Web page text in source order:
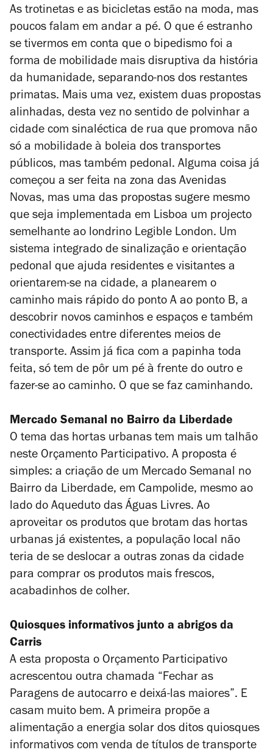
As trotinetas e as bicicletas estão na moda, mas
poucos falam em andar a pé. O que é estranho
se tivermos em conta que o bipedismo foi a
forma de mobilidade mais disruptiva da história
da humanidade, separando-nos dos restantes
primatas. Mais uma vez, existem duas propostas
alinhadas, desta vez no sentido de polvinhar a
cidade com sinaléctica de rua que promova não
só a mobilidade à boleia dos transportes
públicos, mas também pedonal. Alguma coisa já
começou a ser feita na zona das Avenidas
Novas, mas uma das propostas sugere mesmo
que seja implementada em Lisboa um projecto
semelhante ao londrino Legible London. Um
sistema integrado de sinalização e orientação
pedonal que ajuda residentes e visitantes a
orientarem-se na cidade, a planearem o
caminho mais rápido do ponto A ao ponto B, a
descobrir novos caminhos e espaços e também
conectividades entre diferentes meios de
transporte. Assim já fica com a papinha toda
feita, só tem de pôr um pé à frente do outro e
fazer-se ao caminho. O que se faz caminhando.
Mercado Semanal no Bairro da Liberdade
O tema das hortas urbanas tem mais um talhão
neste Orçamento Participativo. A proposta é
simples: a criação de um Mercado Semanal no
Bairro da Liberdade, em Campolide, mesmo ao
lado do Aqueduto das Águas Livres. Ao
aproveitar os produtos que brotam das hortas
urbanas já existentes, a população local não
teria de se deslocar a outras zonas da cidade
para comprar os produtos mais frescos,
acabadinhos de colher.
Quiosques informativos junto a abrigos da
Carris
A esta proposta o Orçamento Participativo
acrescentou outra chamada “Fechar as
Paragens de autocarro e deixá-las maiores”. E
casam muito bem. A primeira propõe a
alimentação a energia solar dos ditos quiosques
informativos com venda de títulos de transporte